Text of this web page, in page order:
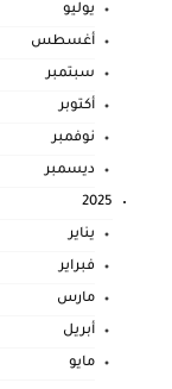
يوليو
أغسطس
سبتمبر
أكتوبر
نوفمبر
ديسمبر
2025
يناير
فبراير
مارس
أبريل
مايو